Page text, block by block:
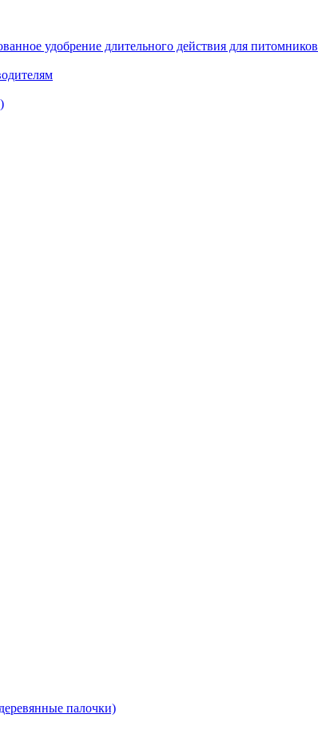
удобрение длительного действия для питомников
палочки)